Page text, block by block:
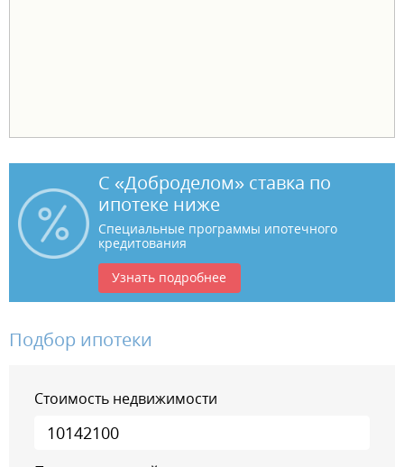
С «Доброделом» ставка по
ипотеке ниже
Специальные программы ипотечного
кредитования
Узнать подробнее
Подбор ипотеки
Стоимость недвижимости